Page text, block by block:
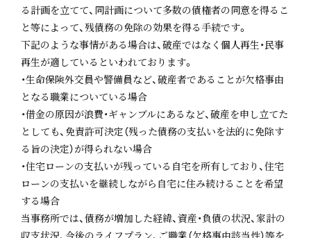
る計画を立てて、同計画について多数の債権者の同意を得るこ
と等によって、残債務の免除の効果を得る手続です。
下記のような事情がある場合は、破産ではなく個人再生・民事
再生が適しているといわれております。
・生命保険外交員や警備員など、破産者であることが欠格事由
となる職業についている場合
・借金の原因が浪費・ギャンブルにあるなど、破産を申し立てた
としても、免責許可決定（残った債務の支払いを法的に免除す
る旨の決定）が得られない場合
・住宅ローンの支払いが残っている自宅を所有しており、住宅
ローンの支払いを継続しながら自宅に住み続けることを希望
する場合
当事務所では、債務が増加した経緯、資産・負債の状況、家計の
収支状況、今後のライフプラン、ご職業（欠格事由該当性）等を